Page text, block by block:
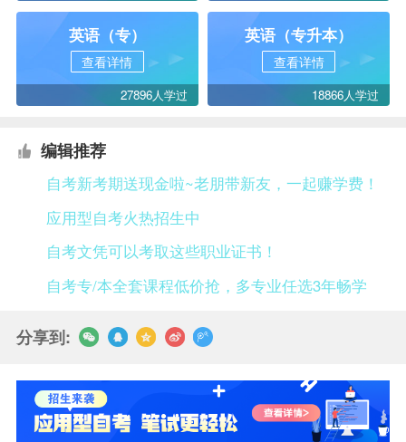
英语（专）
查看详情
27896人学过
英语（专升本）
查看详情
18866人学过
编辑推荐
自考新考期送现金啦~老朋带新友，一起赚学费！
应用型自考火热招生中
自考文凭可以考取这些职业证书！
自考专/本全套课程低价抢，多专业任选3年畅学
分享到: